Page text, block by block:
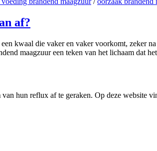
af?
kwaal die vaker en vaker voorkomt, zeker
maagzuur een teken van het lichaam
hun reflux af te geraken. Op deze website